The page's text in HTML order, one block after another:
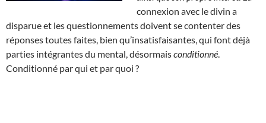
connexion avec le divin a
disparue et les questionnements doivent se contenter des
réponses toutes faites, bien qu’insatisfaisantes, qui font déjà
parties intégrantes du mental, désormaisconditionné
Conditionné par qui et par quoi ?